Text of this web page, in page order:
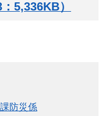
5,336KB）
防災係